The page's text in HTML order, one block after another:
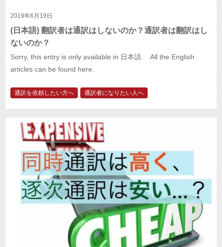
2019年6月19日
(日本語) 翻訳者は通訳はしないのか？通訳者は翻訳はし
ないのか？
Sorry, this entry is only available in 日本語. All the English
articles can be found here.
通訳を依頼したい方へ 通訳者になりたい人へ